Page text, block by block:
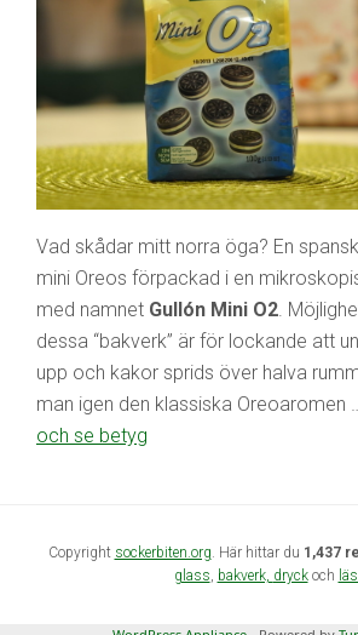
Vad skådar mitt norra öga? En
mini Oreos förpackad i en
med namnet Gullón Mini O2 .
dessa “bakverk” är för lockande att
upp och kakor sprids över halva
man igen den klassiska Oreoaromen …
och se betyg
Copyright sockerbiten.org . Här hittar du 1,437
glass bakverk, dryckoch